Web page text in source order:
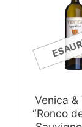
Venica &
“Ronco